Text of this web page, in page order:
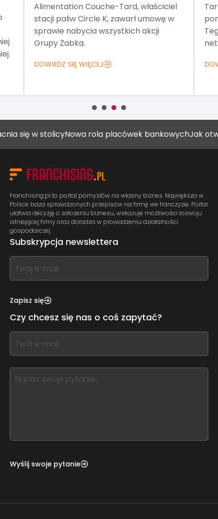
Alimentation Couche-Tard, właściciel
stacji paliw Circle K, zawarł umowę w
sprawie nabycia wszystkich akcji
Grupy Żabka.
DOWIEDZ SIĘ WIĘCEJ
w stolicyNowa rola placówek bankowychJak otworzyć
Franchising.pl to portal pomysłów na własny biznes. Największa w
Polsce baza sprawdzonych przepisów na firmę we franczyzie. Portal
ułatwia decyzję o założeniu biznesu, wskazuje możliwości rozwoju
istniejącej firmy oraz doradza w prowadzeniu działalności
gospodarczej.
Subskrypcja newslettera
If
you
this,
this
form
field
blank
Zapisz się
Czy chcesz się nas o coś zapytać?
If
you
this,
leave
Wyślij swoje pytanie